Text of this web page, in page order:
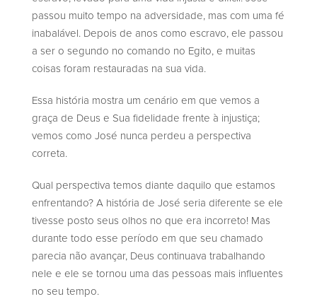
passou muito tempo na adversidade, mas com uma fé
inabalável. Depois de anos como escravo, ele passou
a ser o segundo no comando no Egito, e muitas
coisas foram restauradas na sua vida.
Essa história mostra um cenário em que vemos a
graça de Deus e Sua fidelidade frente à injustiça;
vemos como José nunca perdeu a perspectiva
correta.
Qual perspectiva temos diante daquilo que estamos
enfrentando? A história de José seria diferente se ele
tivesse posto seus olhos no que era incorreto! Mas
durante todo esse período em que seu chamado
parecia não avançar, Deus continuava trabalhando
nele e ele se tornou uma das pessoas mais influentes
no seu tempo.